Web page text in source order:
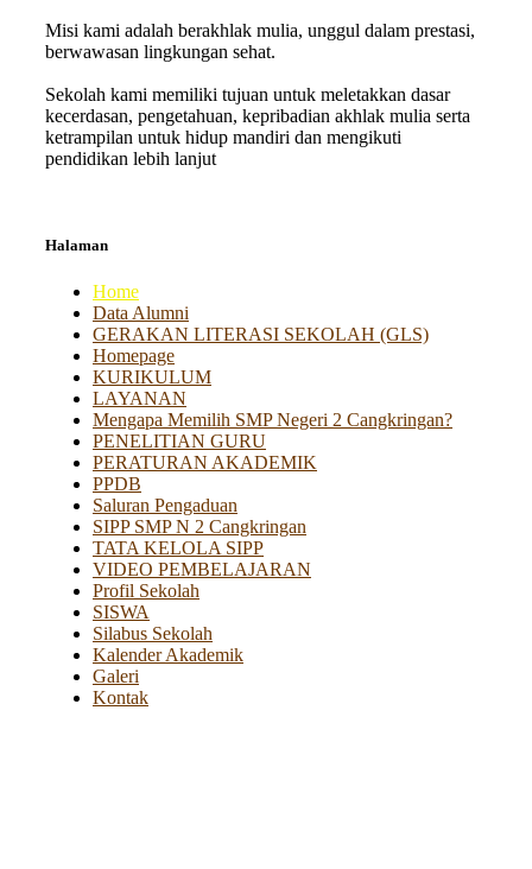
Misi kami adalah berakhlak mulia, unggul dalam prestasi,
berwawasan lingkungan sehat.
Sekolah kami memiliki tujuan untuk meletakkan dasar
kecerdasan, pengetahuan, kepribadian akhlak mulia serta
ketrampilan untuk hidup mandiri dan mengikuti
pendidikan lebih lanjut
Halaman
Home
Data Alumni
GERAKAN LITERASI SEKOLAH (GLS)
Homepage
KURIKULUM
LAYANAN
Mengapa Memilih SMP Negeri 2 Cangkringan?
PENELITIAN GURU
PERATURAN AKADEMIK
PPDB
Saluran Pengaduan
SIPP SMP N 2 Cangkringan
TATA KELOLA SIPP
VIDEO PEMBELAJARAN
Profil Sekolah
SISWA
Silabus Sekolah
Kalender Akademik
Galeri
Kontak